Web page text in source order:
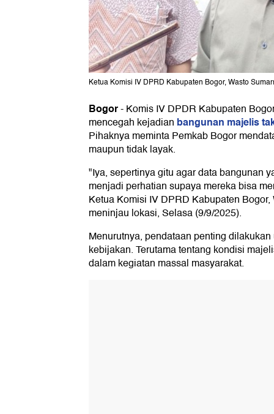
Ketua Komisi IV DPRD Kabupaten Bogor, Wasto
Bogor-Komis IV DPDR Kabupaten
mencegah kejadian bangunan majelis
Pihaknya meminta Pemkab Bogor
maupun tidak layak.
"Iya, sepertinya gitu agar data bangunan
menjadi perhatian supaya mereka bisa
Ketua Komisi IV DPRD Kabupaten
meninjau lokasi, Selasa (9/9/2025).
Menurutnya, pendataan penting
kebijakan. Terutama tentang kondisi
dalam kegiatan massal masyarakat.